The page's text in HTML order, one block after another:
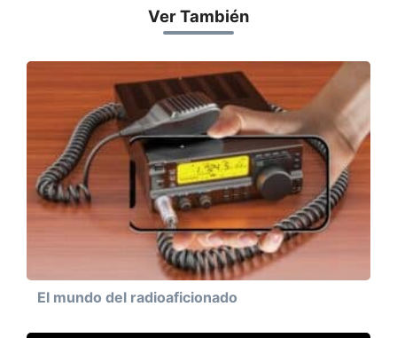
Ver También
El mundo del radioaficionado